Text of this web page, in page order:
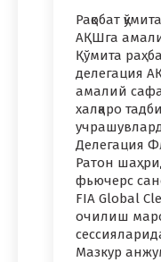
Рақобат
АҚШга
Қўмита
делегация
амалий
халқаро
Делегация
Ратон
фьючерс
FIA Global
очилиш
Мазкур